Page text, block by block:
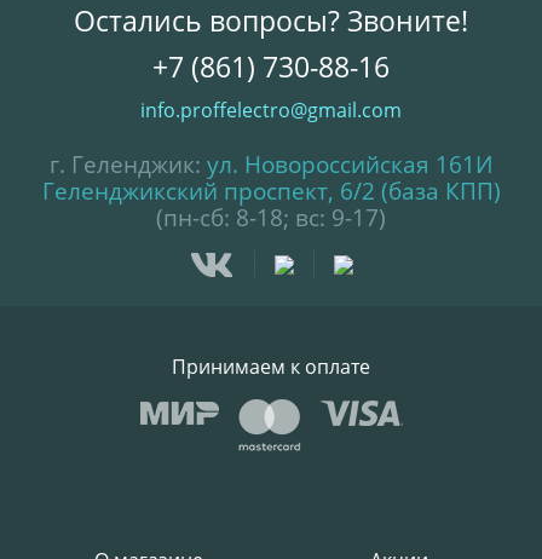
Остались вопросы? Звоните!
+7 (861) 730-88-16
info.proffelectro@gmail.com
г. Геленджик: ул. Новороссийская 161И
Геленджикский проспект, 6/2 (база КПП)
(пн-сб: 8-18; вс: 9-17)
Принимаем к оплате